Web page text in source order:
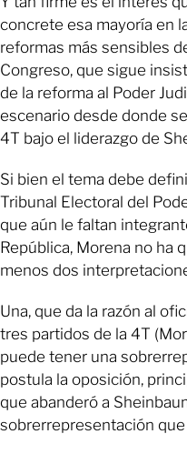
concrete esa mayoría en
reformas más sensibles
Congreso, que sigue
de la reforma al Poder
escenario desde donde
4T bajo el liderazgo de
Si bien el tema debe
Tribunal Electoral del
que aún le faltan
República, Morena no ha
menos dos
Una, que da la razón al
tres partidos de la 4T
puede tener una
postula la oposición,
que abanderó a
sobrerrepresentación